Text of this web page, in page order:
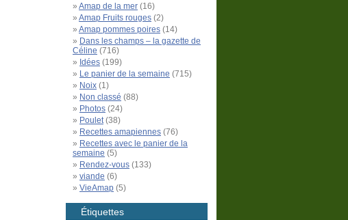
Amap de la mer (16)
Amap Fruits rouges (2)
Amap pommes poires (14)
Dans les champs – la gazette de
Céline (716)
Idées (199)
Le panier de la semaine (715)
Noix (1)
Non classé (88)
Photos (24)
Poulet(38)
Recettes amapiennes (76)
Recettes avec le panier de la
semaine (5)
Rendez-vous (133)
viande (6)
VieAmap (5)
Étiquettes